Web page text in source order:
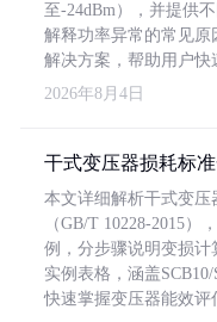
至-24dBm），并提供
解释功率异常的常见原
解决方案，帮助用户快
2026年8月4日
干式变压器损耗标
本文详细解析干式变
（GB/T 10228-2015）
例，分步骤说明变损
实例表格，涵盖
快速掌握变压器能效评